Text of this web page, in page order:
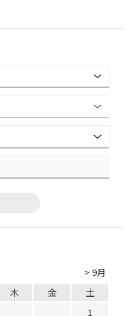
> 9月
木 金
土
1